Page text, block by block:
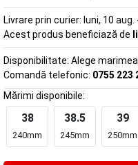
Livrare prin curier: luni, 10
Acest produs beneficiază de
Disponibilitate: Alege
Comandă telefonic: 0755 223
Mărimi disponibile:
38
240mm
38.5
245mm
39
250mm